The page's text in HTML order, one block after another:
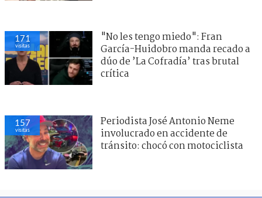
171
visitas
"No les tengo miedo": Fran
García-Huidobro manda recado a
dúo de ’La Cofradía’ tras brutal
crítica
157
visitas
Periodista José Antonio Neme
involucrado en accidente de
tránsito: chocó con motociclista